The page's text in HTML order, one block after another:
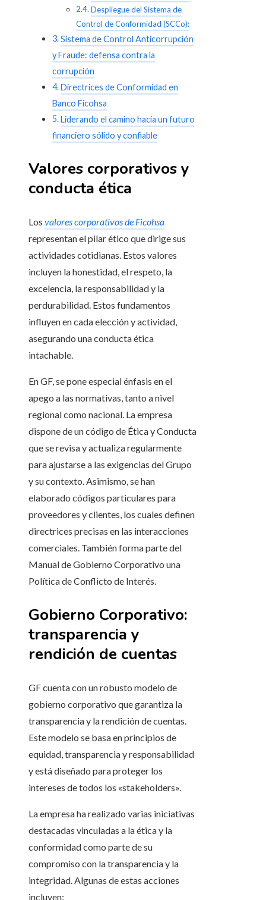
Despliegue del Sistema de
Control de Conformidad (SCCo):
Sistema de Control Anticorrupción
y Fraude: defensa contra la
corrupción
Directrices de Conformidad en
Banco Ficohsa
Liderando el camino hacia un futuro
financiero sólido y confiable
Valores corporativos y
conducta ética
Los valores corporativos de Ficohsa
representan el pilar ético que dirige sus
actividades cotidianas. Estos valores
incluyen la honestidad, el respeto, la
excelencia, la responsabilidad y la
perdurabilidad. Estos fundamentos
influyen en cada elección y actividad,
asegurando una conducta ética
intachable.
En GF, se pone especial énfasis en el
apego a las normativas, tanto a nivel
regional como nacional. La empresa
dispone de un código de Ética y Conducta
que se revisa y actualiza regularmente
para ajustarse a las exigencias del Grupo
y su contexto. Asimismo, se han
elaborado códigos particulares para
proveedores y clientes, los cuales definen
directrices precisas en las interacciones
comerciales. También forma parte del
Manual de Gobierno Corporativo una
Política de Conflicto de Interés.
Gobierno Corporativo:
transparencia y
rendición de cuentas
GF cuenta con un robusto modelo de
gobierno corporativo que garantiza la
transparencia y la rendición de cuentas.
Este modelo se basa en principios de
equidad, transparencia y responsabilidad
y está diseñado para proteger los
intereses de todos los «stakeholders».
La empresa ha realizado varias iniciativas
destacadas vinculadas a la ética y la
conformidad como parte de su
compromiso con la transparencia y la
integridad. Algunas de estas acciones
incluyen: